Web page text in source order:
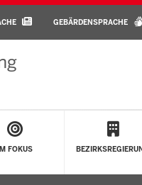
GEBÄRDENSPRACHE
FOKUS